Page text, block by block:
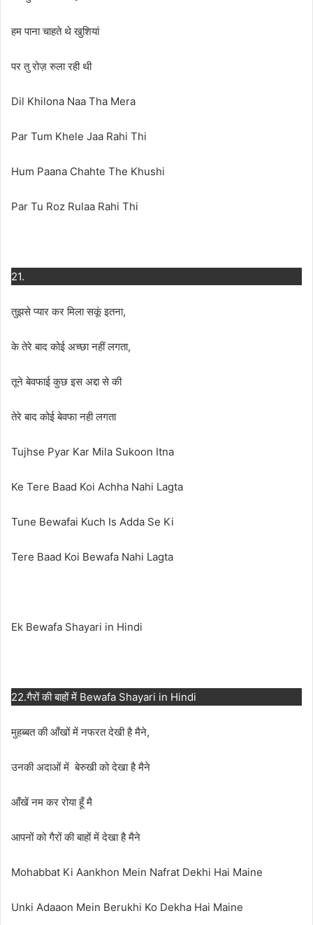
हम पाना चाहते थे खुशियां
पर तु रोज़ रुला रही थी
Dil Khilona Naa Tha Mera
Par Tum Khele Jaa Rahi Thi
Hum Paana Chahte The Khushi
Par Tu Roz Rulaa Rahi Thi
21.
तुझसे प्यार कर मिला सकूं इतना,
के तेरे बाद कोई अच्छा नहीं लगता,
तूने बेवफाई कुछ इस अद्दा से की
तेरे बाद कोई बेवफा नही लगता
Tujhse Pyar Kar Mila Sukoon Itna
Ke Tere Baad Koi Achha Nahi Lagta
Tune Bewafai Kuch Is Adda Se Ki
Tere Baad Koi Bewafa Nahi Lagta
Ek Bewafa Shayari in Hindi
22.गैरों की बाहों में Bewafa Shayari in Hindi
मुहब्बत की आँखों में नफरत देखी है मैने,
उनकी अदाओं में बेरुखी को देखा है मैने
आँखें नम कर रोया हूँ मै
आपनों को गैरों की बाहों में देखा है मैने
Mohabbat Ki Aankhon Mein Nafrat Dekhi Hai Maine
Unki Adaaon Mein Berukhi Ko Dekha Hai Maine